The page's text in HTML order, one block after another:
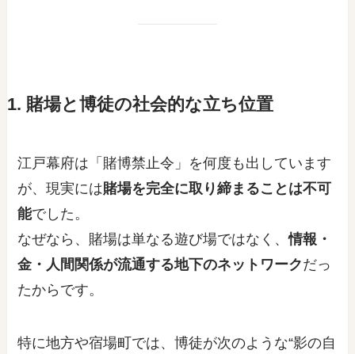
1. 賭場と博徒の社会的な立ち位置
江戸幕府は「賭博禁止令」を何度も出しています
が、現実には賭場を完全に取り締まることは不可
能でした。
なぜなら、賭場は単なる遊び場ではなく、情報・
金・人間関係が流通する地下のネットワークだっ
たからです。
特に地方や宿場町では、博徒が次のような“影の自